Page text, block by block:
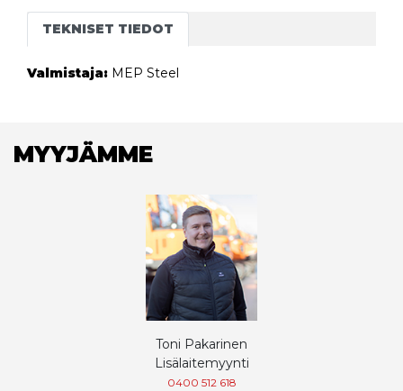
TEKNISET TIEDOT
Valmistaja: MEP Steel
MYYJÄMME
Toni Pakarinen
Lisälaitemyynti
0400 512 618